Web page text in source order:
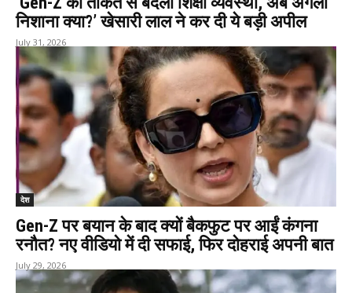
निशाना क्या?’ खेसारी लाल ने कर दी ये बड़ी अपील
July 31, 2026
देश
Gen-Z पर बयान के बाद क्यों बैकफुट पर आईं कंगना
रनौत? नए वीडियो में दी सफाई, फिर दोहराई अपनी बात
July 29, 2026